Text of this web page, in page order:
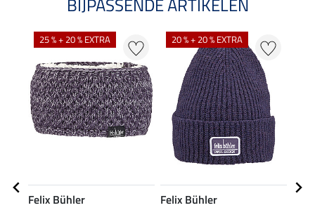
BIJPASSENDE ARTIKELEN
25 % + 20 % EXTRA
Felix Bühler
20 % + 20 % EXTRA
Felix Bühler